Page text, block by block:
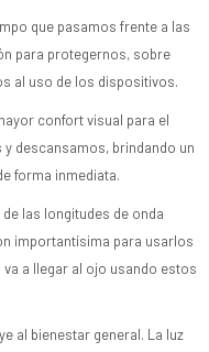
que pasamos frente a las
para protegernos, sobre
al uso de los dispositivos.
confort visual para el
descansamos, brindando un
forma inmediata.
las longitudes de onda
importantísima para usarlos
a llegar al ojo usando estos
al bienestar general. La luz